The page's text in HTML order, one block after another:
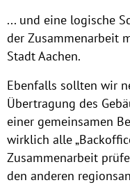
... und eine logische
der Zusammenarbeit
Stadt Aachen.
Ebenfalls sollten wir
Übertragung des
einer gemeinsamen
wirklich alle
Zusammenarbeit
den anderen